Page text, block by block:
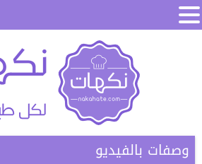
وصفات بالفيديو